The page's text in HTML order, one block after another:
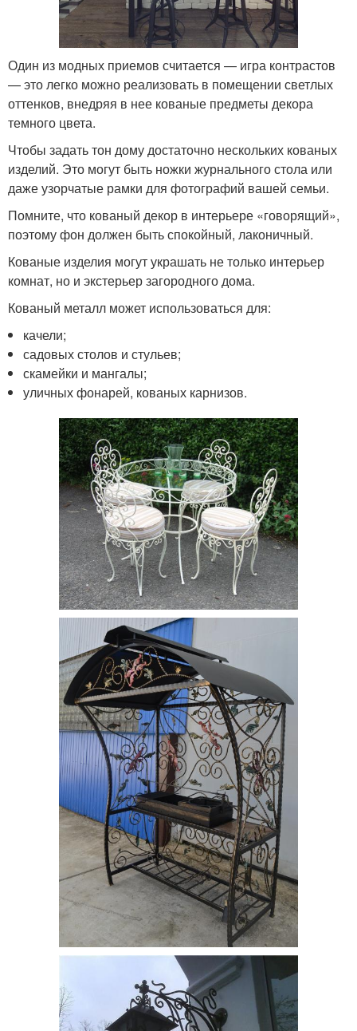
Один из модных приемов считается — игра контрастов
— это легко можно реализовать в помещении светлых
оттенков, внедряя в нее кованые предметы декора
темного цвета.
Чтобы задать тон дому достаточно нескольких кованых
изделий. Это могут быть ножки журнального стола или
даже узорчатые рамки для фотографий вашей семьи.
Помните, что кованый декор в интерьере «говорящий»,
поэтому фон должен быть спокойный, лаконичный.
Кованые изделия могут украшать не только интерьер
комнат, но и экстерьер загородного дома.
Кованый металл может использоваться для:
качели;
садовых столов и стульев;
скамейки и мангалы;
уличных фонарей, кованых карнизов.